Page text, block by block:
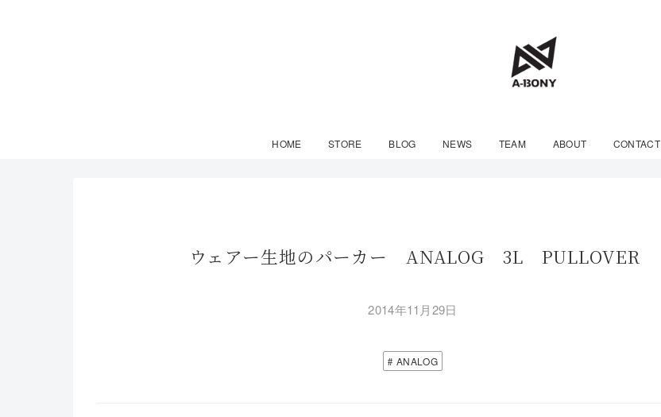
HOME STORE BLOG NEWS TEAM ABOUT CONTACT
ウェアー生地のパーカー ANALOG 3L PULLOVER
2014年11月29日
ANALOG